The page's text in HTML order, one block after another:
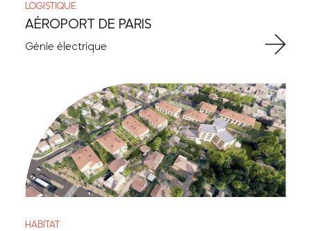
LOGISTIQUE
AÉROPORT DE PARIS
Génie électrique
HABITAT